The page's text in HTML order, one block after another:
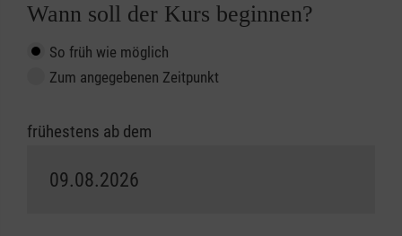
Wann soll der Kurs beginnen?
So früh wie möglich
Zum angegebenen Zeitpunkt
frühestens ab dem